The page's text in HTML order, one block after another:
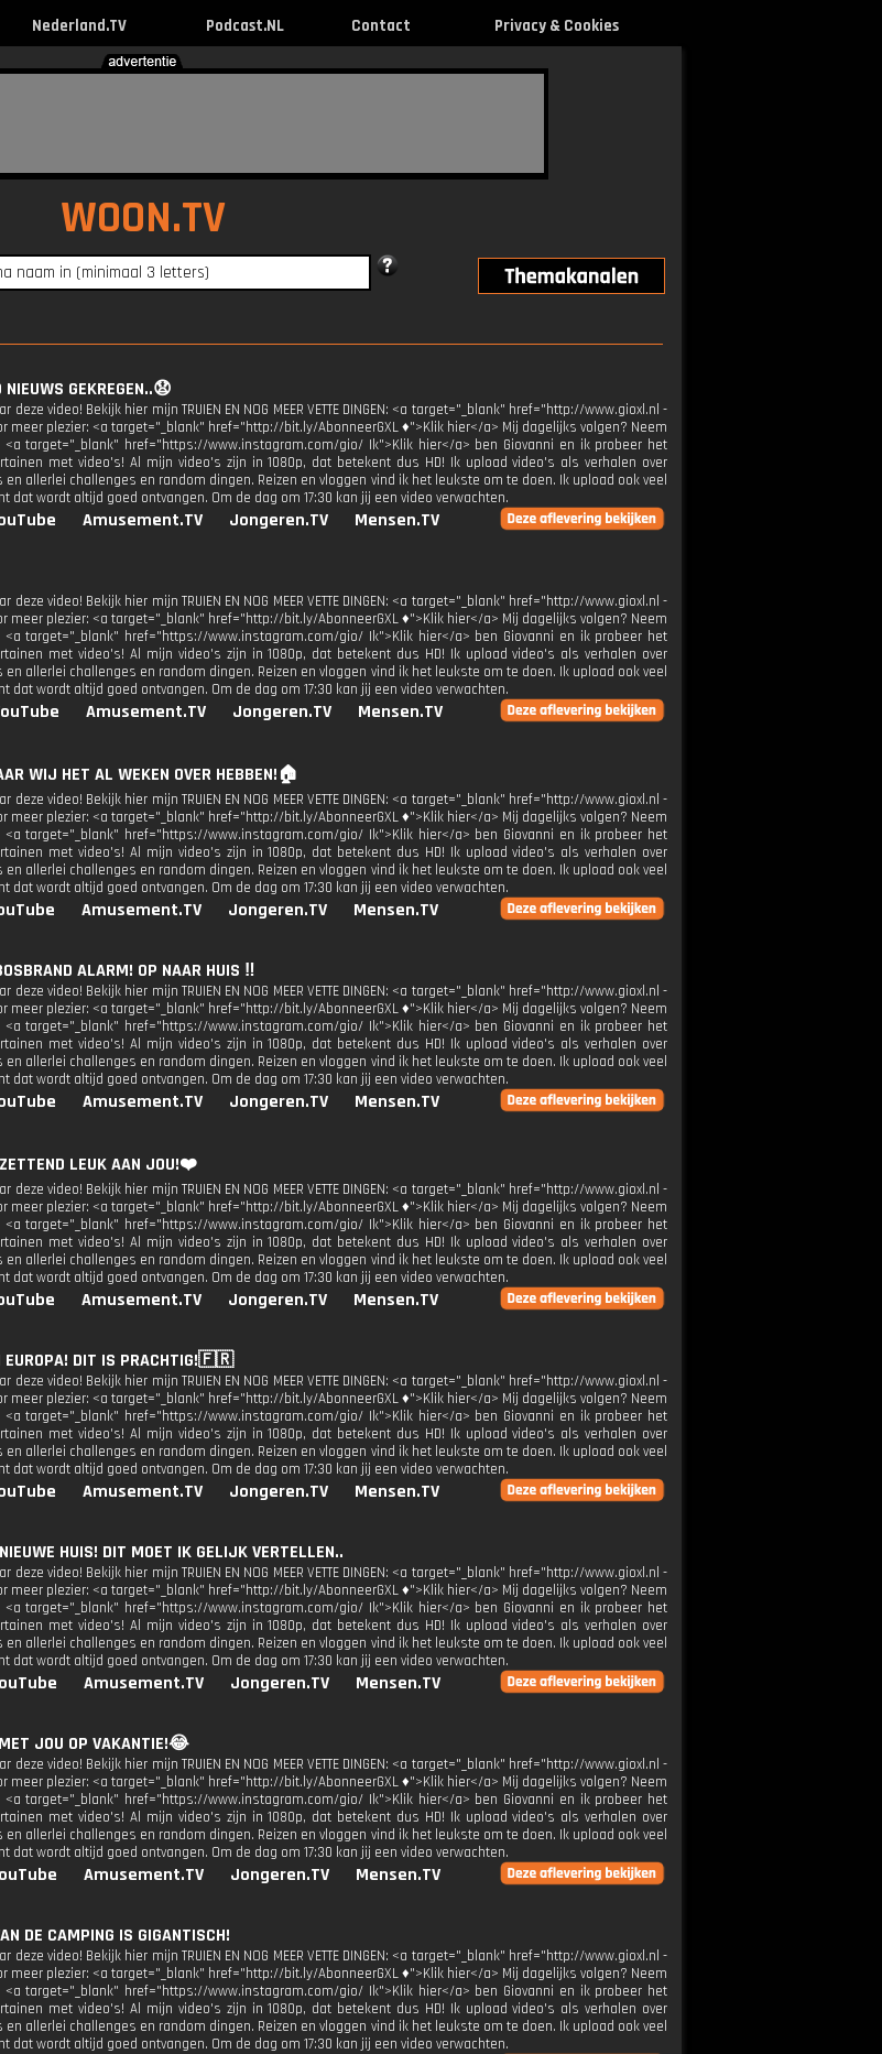
Nederland.TV Podcast.NL Contact Privacy & Cookies
WOON.TV
NIEUWS GEKREGEN..😧
video! Bekijk hier mijn TRUIEN EN NOG MEER VETTE DINGEN: <a target="_blank" href="http://www.gioxl.nl -
meer plezier: <a target="_blank" href="http://bit.ly/AbonneerGXL ♦">Klik hier</a> Mij dagelijks volgen? Neem
target="_blank" href="https://www.instagram.com/gio/ Ik">Klik hier</a> ben Giovanni en ik probeer het
met video's! Al mijn video's zijn in 1080p, dat betekent dus HD! Ik upload video's als verhalen over
allerlei challenges en random dingen. Reizen en vloggen vind ik het leukste om te doen. Ik upload ook veel
dat wordt altijd goed ontvangen. Om de dag om 17:30 kan jij een video verwachten.
Amusement.TV Jongeren.TV Mensen.TV
video! Bekijk hier mijn TRUIEN EN NOG MEER VETTE DINGEN: <a target="_blank" href="http://www.gioxl.nl -
meer plezier: <a target="_blank" href="http://bit.ly/AbonneerGXL ♦">Klik hier</a> Mij dagelijks volgen? Neem
target="_blank" href="https://www.instagram.com/gio/ Ik">Klik hier</a> ben Giovanni en ik probeer het
met video's! Al mijn video's zijn in 1080p, dat betekent dus HD! Ik upload video's als verhalen over
allerlei challenges en random dingen. Reizen en vloggen vind ik het leukste om te doen. Ik upload ook veel
dat wordt altijd goed ontvangen. Om de dag om 17:30 kan jij een video verwachten.
Amusement.TV Jongeren.TV Mensen.TV
WIJ HET AL WEKEN OVER HEBBEN!🏠
video! Bekijk hier mijn TRUIEN EN NOG MEER VETTE DINGEN: <a target="_blank" href="http://www.gioxl.nl -
meer plezier: <a target="_blank" href="http://bit.ly/AbonneerGXL ♦">Klik hier</a> Mij dagelijks volgen? Neem
target="_blank" href="https://www.instagram.com/gio/ Ik">Klik hier</a> ben Giovanni en ik probeer het
met video's! Al mijn video's zijn in 1080p, dat betekent dus HD! Ik upload video's als verhalen over
allerlei challenges en random dingen. Reizen en vloggen vind ik het leukste om te doen. Ik upload ook veel
dat wordt altijd goed ontvangen. Om de dag om 17:30 kan jij een video verwachten.
Amusement.TV Jongeren.TV Mensen.TV
ALARM! OP NAAR HUIS ‼️
video! Bekijk hier mijn TRUIEN EN NOG MEER VETTE DINGEN: <a target="_blank" href="http://www.gioxl.nl -
meer plezier: <a target="_blank" href="http://bit.ly/AbonneerGXL ♦">Klik hier</a> Mij dagelijks volgen? Neem
target="_blank" href="https://www.instagram.com/gio/ Ik">Klik hier</a> ben Giovanni en ik probeer het
met video's! Al mijn video's zijn in 1080p, dat betekent dus HD! Ik upload video's als verhalen over
allerlei challenges en random dingen. Reizen en vloggen vind ik het leukste om te doen. Ik upload ook veel
dat wordt altijd goed ontvangen. Om de dag om 17:30 kan jij een video verwachten.
Amusement.TV Jongeren.TV Mensen.TV
LEUK AAN JOU!❤️
video! Bekijk hier mijn TRUIEN EN NOG MEER VETTE DINGEN: <a target="_blank" href="http://www.gioxl.nl -
meer plezier: <a target="_blank" href="http://bit.ly/AbonneerGXL ♦">Klik hier</a> Mij dagelijks volgen? Neem
target="_blank" href="https://www.instagram.com/gio/ Ik">Klik hier</a> ben Giovanni en ik probeer het
met video's! Al mijn video's zijn in 1080p, dat betekent dus HD! Ik upload video's als verhalen over
allerlei challenges en random dingen. Reizen en vloggen vind ik het leukste om te doen. Ik upload ook veel
dat wordt altijd goed ontvangen. Om de dag om 17:30 kan jij een video verwachten.
Amusement.TV Jongeren.TV Mensen.TV
EUROPA! DIT IS PRACHTIG!🇫🇷
video! Bekijk hier mijn TRUIEN EN NOG MEER VETTE DINGEN: <a target="_blank" href="http://www.gioxl.nl -
meer plezier: <a target="_blank" href="http://bit.ly/AbonneerGXL ♦">Klik hier</a> Mij dagelijks volgen? Neem
target="_blank" href="https://www.instagram.com/gio/ Ik">Klik hier</a> ben Giovanni en ik probeer het
met video's! Al mijn video's zijn in 1080p, dat betekent dus HD! Ik upload video's als verhalen over
allerlei challenges en random dingen. Reizen en vloggen vind ik het leukste om te doen. Ik upload ook veel
dat wordt altijd goed ontvangen. Om de dag om 17:30 kan jij een video verwachten.
Amusement.TV Jongeren.TV Mensen.TV
HUIS! DIT MOET IK GELIJK VERTELLEN..
video! Bekijk hier mijn TRUIEN EN NOG MEER VETTE DINGEN: <a target="_blank" href="http://www.gioxl.nl -
meer plezier: <a target="_blank" href="http://bit.ly/AbonneerGXL ♦">Klik hier</a> Mij dagelijks volgen? Neem
target="_blank" href="https://www.instagram.com/gio/ Ik">Klik hier</a> ben Giovanni en ik probeer het
met video's! Al mijn video's zijn in 1080p, dat betekent dus HD! Ik upload video's als verhalen over
allerlei challenges en random dingen. Reizen en vloggen vind ik het leukste om te doen. Ik upload ook veel
dat wordt altijd goed ontvangen. Om de dag om 17:30 kan jij een video verwachten.
Amusement.TV Jongeren.TV Mensen.TV
JOU OP VAKANTIE!😂
video! Bekijk hier mijn TRUIEN EN NOG MEER VETTE DINGEN: <a target="_blank" href="http://www.gioxl.nl -
meer plezier: <a target="_blank" href="http://bit.ly/AbonneerGXL ♦">Klik hier</a> Mij dagelijks volgen? Neem
target="_blank" href="https://www.instagram.com/gio/ Ik">Klik hier</a> ben Giovanni en ik probeer het
met video's! Al mijn video's zijn in 1080p, dat betekent dus HD! Ik upload video's als verhalen over
allerlei challenges en random dingen. Reizen en vloggen vind ik het leukste om te doen. Ik upload ook veel
dat wordt altijd goed ontvangen. Om de dag om 17:30 kan jij een video verwachten.
Amusement.TV Jongeren.TV Mensen.TV
DE CAMPING IS GIGANTISCH!
video! Bekijk hier mijn TRUIEN EN NOG MEER VETTE DINGEN: <a target="_blank" href="http://www.gioxl.nl -
meer plezier: <a target="_blank" href="http://bit.ly/AbonneerGXL ♦">Klik hier</a> Mij dagelijks volgen? Neem
target="_blank" href="https://www.instagram.com/gio/ Ik">Klik hier</a> ben Giovanni en ik probeer het
met video's! Al mijn video's zijn in 1080p, dat betekent dus HD! Ik upload video's als verhalen over
allerlei challenges en random dingen. Reizen en vloggen vind ik het leukste om te doen. Ik upload ook veel
dat wordt altijd goed ontvangen. Om de dag om 17:30 kan jij een video verwachten.